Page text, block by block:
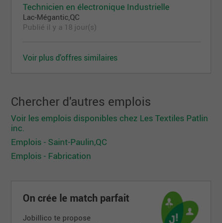
Technicien en électronique Industrielle
Lac-Mégantic,QC
Publié il y a 18 jour(s)
Voir plus d'offres similaires
Chercher d'autres emplois
Voir les emplois disponibles chez Les Textiles Patlin
inc.
Emplois - Saint-Paulin,QC
Emplois - Fabrication
On crée le match parfait
Jobillico te propose